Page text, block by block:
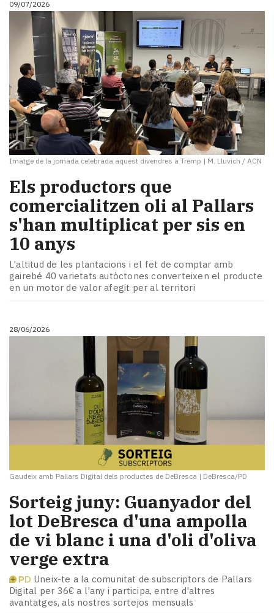
i
turisme
Cultura
Esports
Mai
tant!
TV
i
mitjans
El
temps
Reportatges
Entrevistes
Enquestes
A
escena!
Dis
la
teva!
Subscriptors
La
Pallars
Editorial
09/07/2026
Imatge de la jornada celebrada aquest divendres a Tremp | M. Lluvich / ACN
Els productors que
comercialitzen oli al Pallars
s'han multiplicat per sis en
10 anys
L'altitud de les plantacions i el fet de comptar amb
gairebé 40 varietats autòctones converteixen el producte
en un motor de valor afegit per al territori
28/06/2026
Gaudeix amb Pallars Digital dels productes de DeBresca | DeBresca/PD
Sorteig juny: Guanyador del
lot DeBresca d'una ampolla
de vi blanc i una d'oli d'oliva
verge extra
Uneix-te a la comunitat de subscriptors de Pallars
Digital per 36€ a l'any i participa, entre d'altres
avantatges, als nostres sortejos mensuals